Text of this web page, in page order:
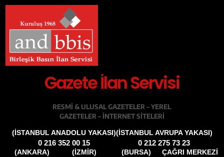
Gazete İlan Servisi
RESMI & ULUSAL GAZETELER – YEREL
GAZETELER – INTERNET SITELERI
(İSTANBUL ANADOLU YAKASI)
0 216 352 00 15
(İSTANBUL AVRUPA YAKASI)
0 212 275 73 23
(ANKARA) (İZMIR) (BURSA) ÇAĞRI MERKEZİ